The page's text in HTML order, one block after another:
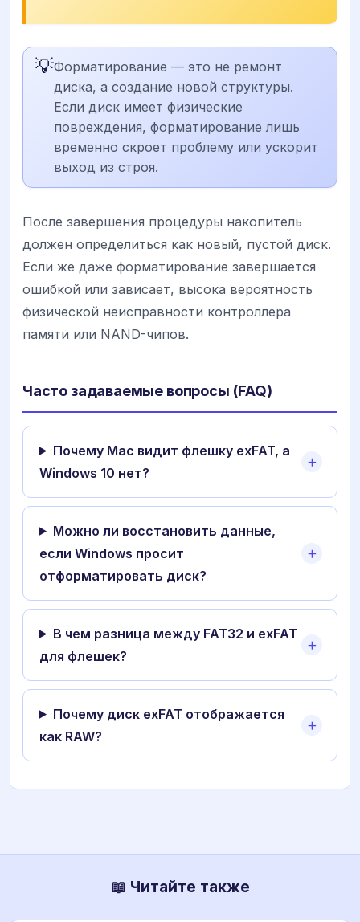
💡Форматирование — это не ремонт
диска, а создание новой структуры.
Если диск имеет физические
повреждения, форматирование лишь
временно скроет проблему или ускорит
выход из строя.
После завершения процедуры накопитель
должен определиться как новый, пустой диск.
Если же даже форматирование завершается
ошибкой или зависает, высока вероятность
физической неисправности контроллера
памяти или NAND-чипов.
Часто задаваемые вопросы (FAQ)
Почему Mac видит флешку exFAT, а
Windows 10 нет?
Можно ли восстановить данные,
если Windows просит
отформатировать диск?
В чем разница между FAT32 и exFAT
для флешек?
Почему диск exFAT отображается
как RAW?
📖 Читайте также